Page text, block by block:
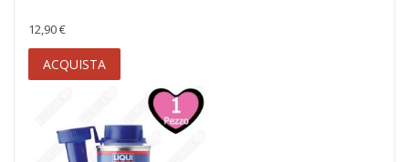
12,90 €
ACQUISTA